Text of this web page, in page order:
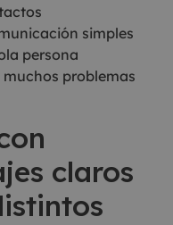
simples
persona
problemas
claros